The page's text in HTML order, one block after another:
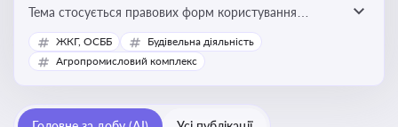
Тема стосується правових форм користування
землею, зокрема умов доступу, володіння та
користування земельними ділянками різних форм
ЖКГ, ОСББ
Будівельна діяльність
Агропромисловий комплекс